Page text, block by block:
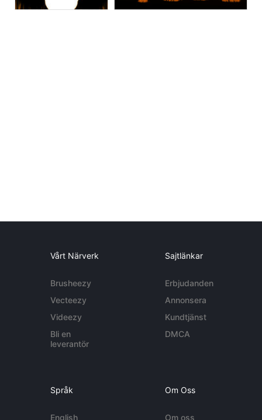
Vårt Närverk
Brusheezy
Vecteezy
Videezy
Bli en
leverantör
Sajtlänkar
Erbjudanden
Annonsera
Kundtjänst
DMCA
Språk
English
Om Oss
Om oss